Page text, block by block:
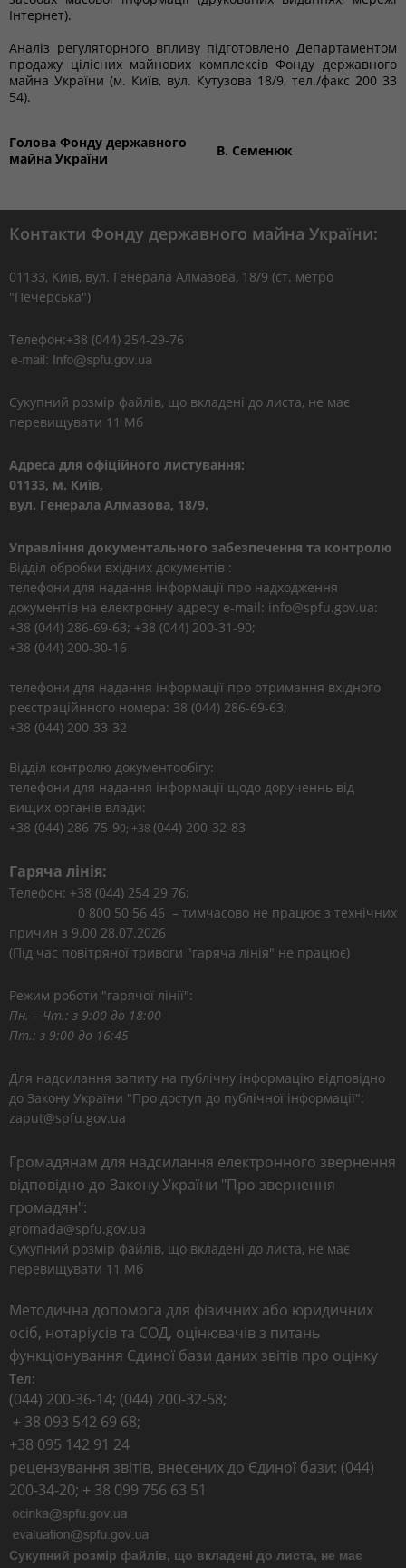
Інтернет).
Аналіз регуляторного впливу підготовлено Департаментом
продажу цілісних майнових комплексів Фонду державного
майна України (м. Київ, вул. Кутузова 18/9, тел./факс 200 33
54).
Голова Фонду державного
майна України
В. Семенюк
Контакти Фонду державного майна України:
01133, Kиїв, вул. Генерала Алмазова, 18/9 (ст. метро
"Печерська")
Телефон:+38 (044) 254-29-76
Сукупний розмір файлів, що вкладені до листа, не має
перевищувати 11 Мб
Адреса для офіційного листування:
01133, м. Київ,
вул. Генерала Алмазова, 18/9.
Управління документального забезпечення та контролю
Відділ обробки вхідних документів :
телефони для надання інформації про надходження
документів на електронну адресу e-mail: info@spfu.gov.ua:
+38 (044) 286-69-63; +38 (044) 200-31-90;
+38 (044) 200-30-16
телефони для надання інформації про отримання вхідного
реєстраційнного номера: 38 (044) 286-69-63;
+38 (044) 200-33-32
Відділ контролю документообігу:
телефони для надання інформації щодо дорученнь від
вищих органів влади:
+38 (044) 286-75-90; +38 (044) 200-32-83
Гаряча лінія:
Телефон: +38 (044) 254 29 76;
0 800 50 56 46 – тимчасово не працює з технічних
причин з 9.00 28.07.2026
(Під час повітряної тривоги "гаряча лінія" не працює)
Режим роботи "гарячої лінії":
Пн. – Чт.: з 9:00 до 18:00
Пт.: з 9:00 до 16:45
Для надсилання запиту на публічну інформацію відповідно
до Закону України "Про доступ до публічної інформації":
zaput@spfu.gov.ua
Громадянам для надсилання електронного звернення
відповідно до Закону України "Про звернення
громадян":
gromada@spfu.gov.ua
Сукупний розмір файлів, що вкладені до листа, не має
перевищувати 11 Мб
Методична допомога для фізичних або юридичних
осіб, нотаріусів та СОД, оцінювачів з питань
функціонування Єдиної бази даних звітів про оцінку
Тел:
(044) 200-36-14; (044) 200-32-58;
+ 38 093 542 69 68;
+38 095 142 91 24
рецензування звітів, внесених до Єдиної бази: (044)
200-34-20; + 38 099 756 63 51
Сукупний розмір файлів, що вкладені до листа, не має